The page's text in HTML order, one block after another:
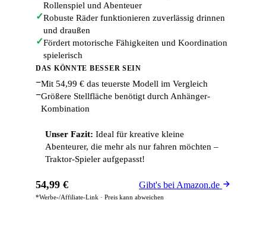
Rollenspiel und Abenteuer
✓Robuste Räder funktionieren zuverlässig drinnen
und draußen
✓Fördert motorische Fähigkeiten und Koordination
spielerisch
DAS KÖNNTE BESSER SEIN
−Mit 54,99 € das teuerste Modell im Vergleich
−Größere Stellfläche benötigt durch Anhänger-
Kombination
Unser Fazit: Ideal für kreative kleine
Abenteurer, die mehr als nur fahren möchten –
Traktor-Spieler aufgepasst!
54,99 € Gibt's bei Amazon.de
*Werbe-/Affiliate-Link · Preis kann abweichen